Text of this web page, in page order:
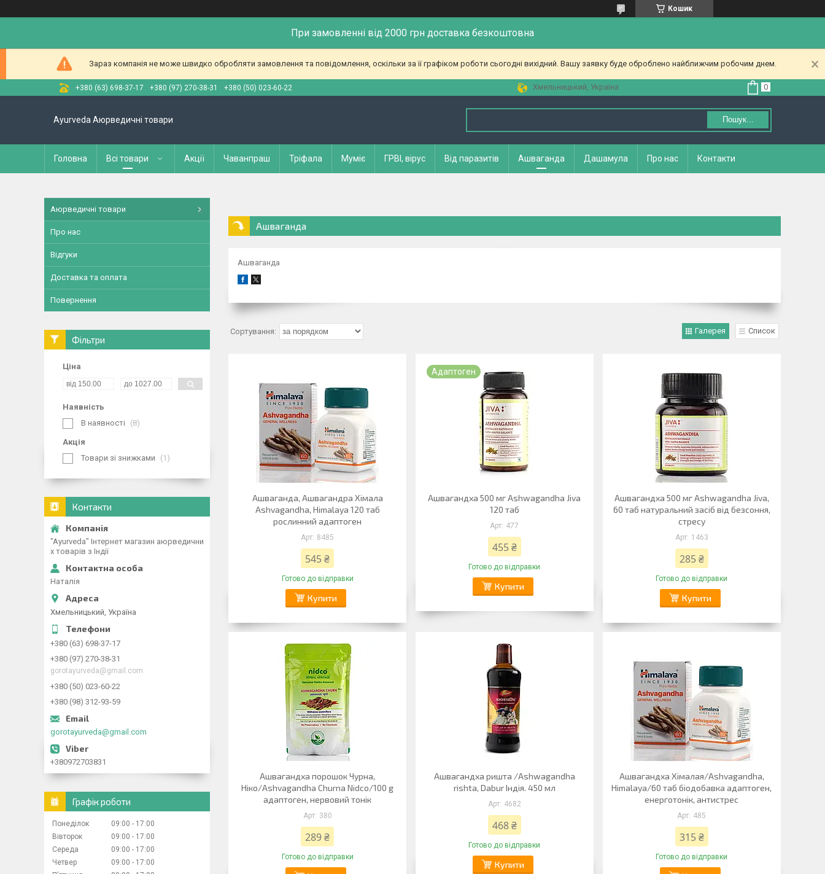
Кошик
При замовленні від 2000 грн доставка безкоштовна
Зараз компанія не може швидко обробляти замовлення та повідомлення, оскільки за її графіком роботи сьогодні вихідний. Вашу заявку буде оброблено найближчим робочим днем.
+380 (63) 698-37-17 +380 (97) 270-38-31 +380 (50) 023-60-22 Хмельницький, Україна
Ayurveda Аюрведичні товари Пошук...
Головна Всі товари Акції Чаванпраш Тріфала Муміє ГРВІ, вірус Від паразитів Ашваганда Дашамула Про нас Контакти
Ашваганда
Ашваганда
Галерея Список
Ашваганда, Ашвагандра Хімала
Ashvagandha, Himalaya 120 таб
рослинний адаптоген
8485
545 ₴
Готово до відправки
Купити
Адаптоген
Ашвагандха 500 мг Ashwagandha Jiva
120 таб
477
455 ₴
Готово до відправки
Купити
Ашвагандха 500 мг Ashwagandha Jiva,
60 таб натуральний засіб від безсоння,
стресу
1463
285 ₴
Готово до відправки
Купити
Ашвагандха порошок Чурна,
Ніко/Ashvagandha Churna Nidco/100 g
адаптоген, нервовий тонік
380
289 ₴
Готово до відправки
Ашвагандха ришта /Ashwagandha
rishta, Dabur Індія. 450 мл
4682
468 ₴
Готово до відправки
Купити
Ашвагандха Хімалая/Ashvagandha,
Himalaya/60 таб біодобавка адаптоген,
енерготонік, антистрес
485
315 ₴
Готово до відправки
Аюрведичні товари
Про нас
Відгуки
Доставка та оплата
Повернення
Фільтри
Ціна
Наявність
В наявності
8
Акція
Товари зі знижками
1
Контакти
"Ayurveda" Інтернет магазин аюрведични
х товарів з Індії
Наталія
Хмельницький, Україна
+380 (63) 698-37-17
+380 (97) 270-38-31
gorotayurveda@gmail.com
+380 (50) 023-60-22
+380 (98) 312-93-59
gorotayurveda@gmail.com
+380972703831
Графік роботи
Понеділок 09:00
17:00
Вівторок
09:00
17:00
Середа
09:00
17:00
Четвер
09:00
17:00